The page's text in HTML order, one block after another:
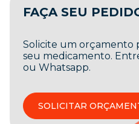
FAÇA SEU
Solicite um orçamento
seu medicamento.
ou Whatsapp.
SOLICITAR